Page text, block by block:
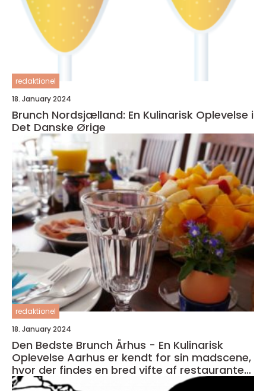
redaktionel
18. January 2024
Brunch Nordsjælland: En Kulinarisk Oplevelse i
Det Danske Ørige
redaktionel
18. January 2024
Den Bedste Brunch Århus - En Kulinarisk
Oplevelse Aarhus er kendt for sin madscene,
hvor der findes en bred vifte af restauranter,
caféer og spisesteder